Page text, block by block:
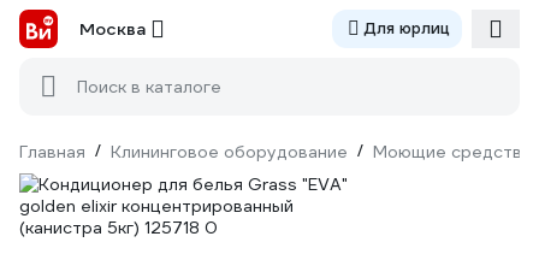
Москва Для юрлиц
Поиск в каталоге
Главная / Клининговое оборудование / Моющие средства